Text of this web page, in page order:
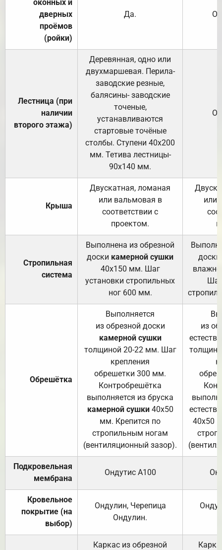
оконных и
дверных
проёмов
(ройки)
Да.
Лестница (при
наличии
второго этажа)
Деревянная, одно или
двухмаршевая. Перила-
заводские резные,
балясины- заводские
точеные,
устанавливаются
стартовые точёные
столбы. Ступени 40х200
мм. Тетива лестницы-
90х140 мм.
Крыша
Двускатная, ломаная
или вальмовая в
соответствии с
проектом.
или
Стропильная
система
Выполнена из обрезной
доски камерной сушки
40х150 мм. Шаг
установки стропильных
ног 600 мм.
доски
Обрешётка
Выполняется
из обрезной доски
камерной сушки
толщиной 20-22 мм. Шаг
крепления
обрешетки 300 мм.
Контробрешётка
выполняется из бруска
камерной сушки40х50
мм. Крепится по
стропильным ногам
(вентиляционный зазор).
из
40х50
Подкровельная
мембрана
Ондутис А100
Кровельное
покрытие (на
выбор)
Ондулин, Черепица
Ондулин.
Каркас из обрезной